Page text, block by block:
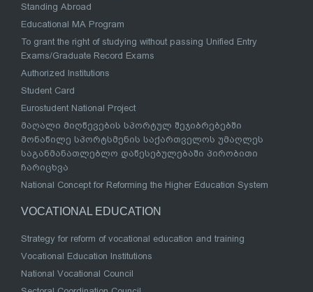
Standing Abroad
Educational MA Program
To grant the right of studying without passing Unified Entry
Exams/Graduate Record Exams
Authorized Institutions
Student Card
Eurostudent National Project
მაღალი მიღწევების სპორტულ შეჯიბრებებში
მონაწილე სპორტსმენის საქართველოს უმაღლეს
საგანმანათლებლო დაწესებულებაში პირობითი
ჩარიცხვა
National Concept for Reforming the Higher Education System
VOCATIONAL EDUCATION
Strategy for reform of vocational education and training
Vocational Education Institutions
National Vocational Council